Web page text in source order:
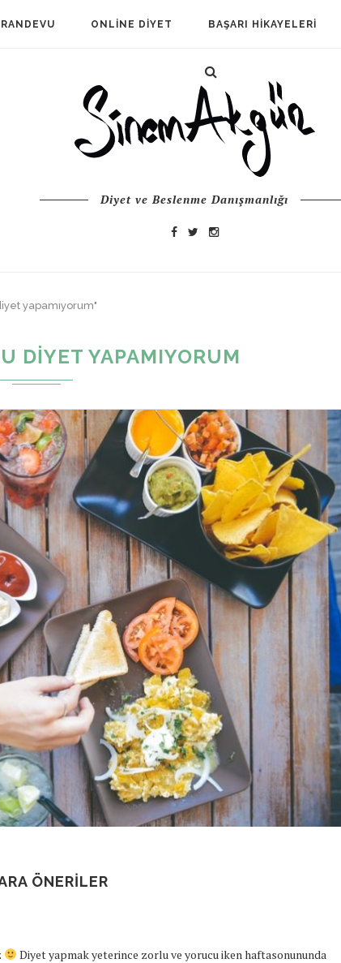
ONLINE DIYET BAŞARI HIKAYELERI
Diyet ve Beslenme Danışmanlığı
yapamıyorum"
DIYET YAPAMIYORUM
ÖNERILER
Diyet yapmak yeterince zorlu ve yorucu iken haftasonununda